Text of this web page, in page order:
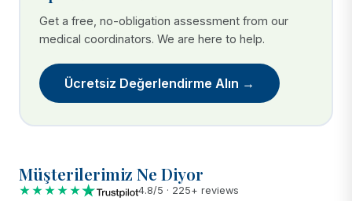
Get a free, no-obligation assessment from our
medical coordinators. We are here to help.
Ücretsiz Değerlendirme Alın →
Müşterilerimiz Ne Diyor
★★★★★ 4.8/5 · 225+ reviews